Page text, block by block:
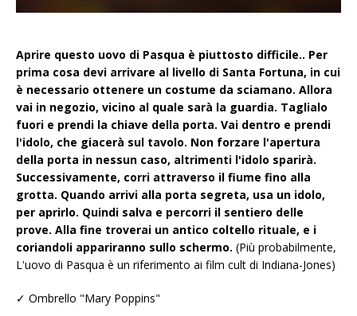
Aprire questo uovo di Pasqua è piuttosto difficile.. Per
prima cosa devi arrivare al livello di Santa Fortuna, in cui
è necessario ottenere un costume da sciamano. Allora
vai in negozio, vicino al quale sarà la guardia. Taglialo
fuori e prendi la chiave della porta. Vai dentro e prendi
l'idolo, che giacerà sul tavolo. Non forzare l'apertura
della porta in nessun caso, altrimenti l'idolo sparirà.
Successivamente, corri attraverso il fiume fino alla
grotta. Quando arrivi alla porta segreta, usa un idolo,
per aprirlo. Quindi salva e percorri il sentiero delle
prove. Alla fine troverai un antico coltello rituale, e i
coriandoli appariranno sullo schermo. (Più probabilmente,
L'uovo di Pasqua è un riferimento ai film cult di Indiana-Jones)
✓ Ombrello "Mary Poppins"